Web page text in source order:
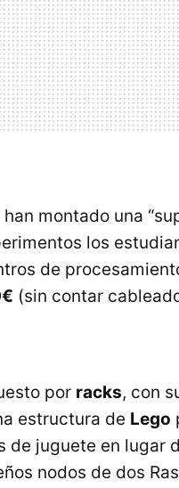
montado una
los
de
(sin contar
por racks, con
estructura de Lego
de juguete en lugar
nodos de dos